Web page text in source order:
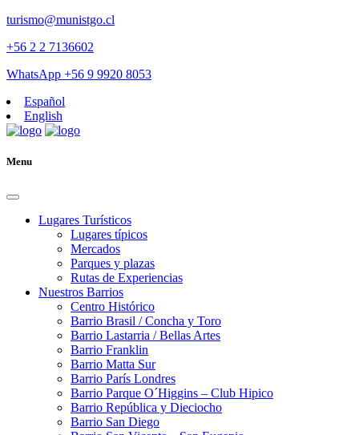
turismo@munistgo.cl
+56 2 2 7136602
WhatsApp +56 9 9920 8053
Español
English
Menu
Lugares Turísticos
Lugares tí­picos
Mercados
Parques y plazas
Rutas de Experiencias
Nuestros Barrios
Centro Histórico
Barrio Brasil / Concha y Toro
Barrio Lastarria / Bellas Artes
Barrio Franklin
Barrio Matta Sur
Barrio Parí­s Londres
Barrio Parque O´Higgins – Club Hipico
Barrio República y Dieciocho
Barrio San Diego